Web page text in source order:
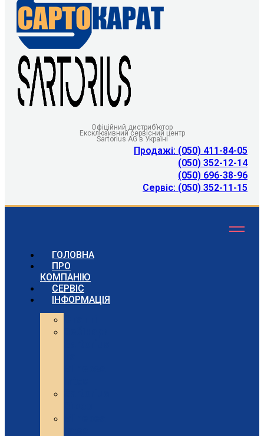
Офіційний дистриб’ютор
Ексклюзивний сервісний центр
Sartorius AG в Україні
Продажі: (050) 411-84-05
(050) 352-12-14
(050) 696-38-96
Сервіс: (050) 352-11-15
ГОЛОВНА
ПРО
КОМПАНІЮ
СЕРВІС
ІНФОРМАЦІЯ